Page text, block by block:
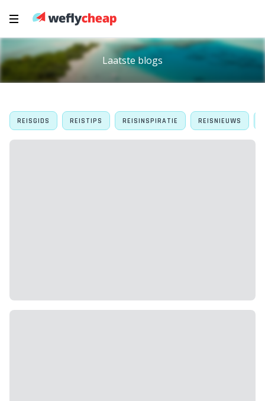
Laatste blogs
REISGIDS REISTIPS REISINSPIRATIE REISNIEUWS